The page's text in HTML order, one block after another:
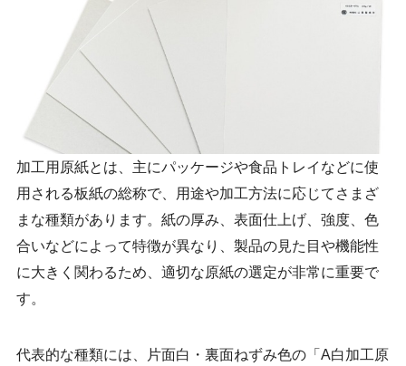
加工用原紙とは、主にパッケージや食品トレイなどに使
用される板紙の総称で、用途や加工方法に応じてさまざ
まな種類があります。紙の厚み、表面仕上げ、強度、色
合いなどによって特徴が異なり、製品の見た目や機能性
に大きく関わるため、適切な原紙の選定が非常に重要で
す。
代表的な種類には、片面白・裏面ねずみ色の「A白加工原